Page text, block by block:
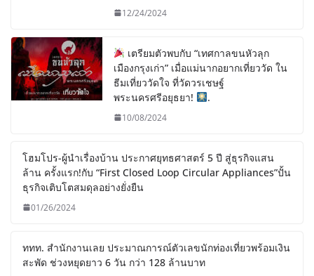
12/24/2024
เตรียมตัวพบกับ “เทศกาลขนหัวลุก
เมืองกรุงเก่า” เมื่อแม่นากอยากเที่ยววัด ใน
ธีมเที่ยววัดใจ ที่วัดวรเชษฐ์
พระนครศรีอยุธยา!
.
10/08/2024
โฮมโปร-ผู้นำเรื่องบ้าน ประกาศ
ยุทธศาสตร์ 5 ปี สู่ธุรกิจแสนล้าน ครั้งแรก!
กับ “First Closed Loop Circular